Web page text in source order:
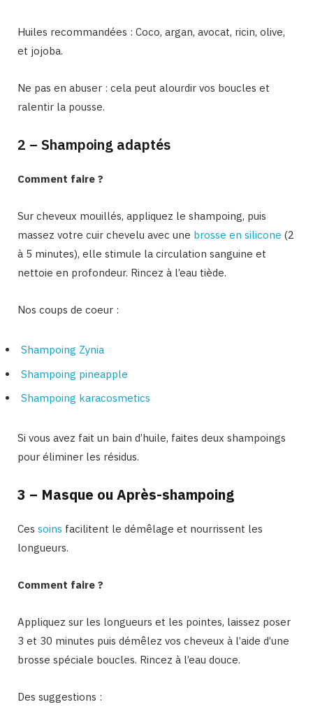
Huiles recommandées : Coco, argan, avocat, ricin, olive,
et jojoba.
Ne pas en abuser : cela peut alourdir vos boucles et
ralentir la pousse.
2 – Shampoing adaptés
Comment faire ?
Sur cheveux mouillés, appliquez le shampoing, puis
massez votre cuir chevelu avec une brosse en silicone (2
à 5 minutes), elle stimule la circulation sanguine et
nettoie en profondeur. Rincez à l’eau tiède.
Nos coups de coeur :
Shampoing Zynia
Shampoing pineapple
Shampoing karacosmetics
Si vous avez fait un bain d’huile, faites deux shampoings
pour éliminer les résidus.
3 – Masque ou Après-shampoing
Ces soins facilitent le démêlage et nourrissent les
longueurs.
Comment faire ?
Appliquez sur les longueurs et les pointes, laissez poser
3 et 30 minutes puis démêlez vos cheveux à l’aide d’une
brosse spéciale boucles. Rincez à l’eau douce.
Des suggestions :